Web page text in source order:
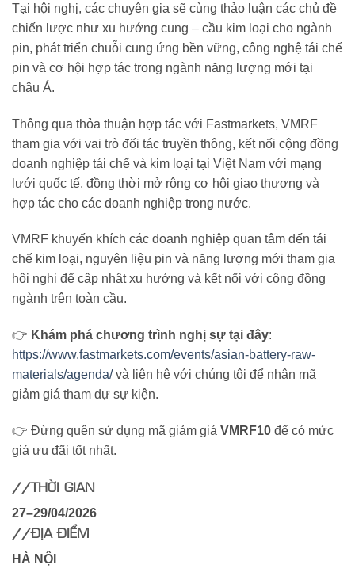
Tại hội nghị, các chuyên gia sẽ cùng thảo luận các chủ đề
chiến lược như xu hướng cung – cầu kim loại cho ngành
pin, phát triển chuỗi cung ứng bền vững, công nghệ tái chế
pin và cơ hội hợp tác trong ngành năng lượng mới tại
châu Á.
Thông qua thỏa thuận hợp tác với Fastmarkets, VMRF
tham gia với vai trò đối tác truyền thông, kết nối cộng đồng
doanh nghiệp tái chế và kim loại tại Việt Nam với mạng
lưới quốc tế, đồng thời mở rộng cơ hội giao thương và
hợp tác cho các doanh nghiệp trong nước.
VMRF khuyến khích các doanh nghiệp quan tâm đến tái
chế kim loại, nguyên liệu pin và năng lượng mới tham gia
hội nghị để cập nhật xu hướng và kết nối với cộng đồng
ngành trên toàn cầu.
👉 Khám phá chương trình nghị sự tại đây:
https://www.fastmarkets.com/events/asian-battery-raw-
materials/agenda/và liên hệ với chúng tôi để nhận mã
giảm giá tham dự sự kiện.
👉 Đừng quên sử dụng mã giảm giá VMRF10 để có mức
giá ưu đãi tốt nhất.
//THỜI GIAN
27–29/04/2026
//ĐỊA ĐIỂM
HÀ NỘI